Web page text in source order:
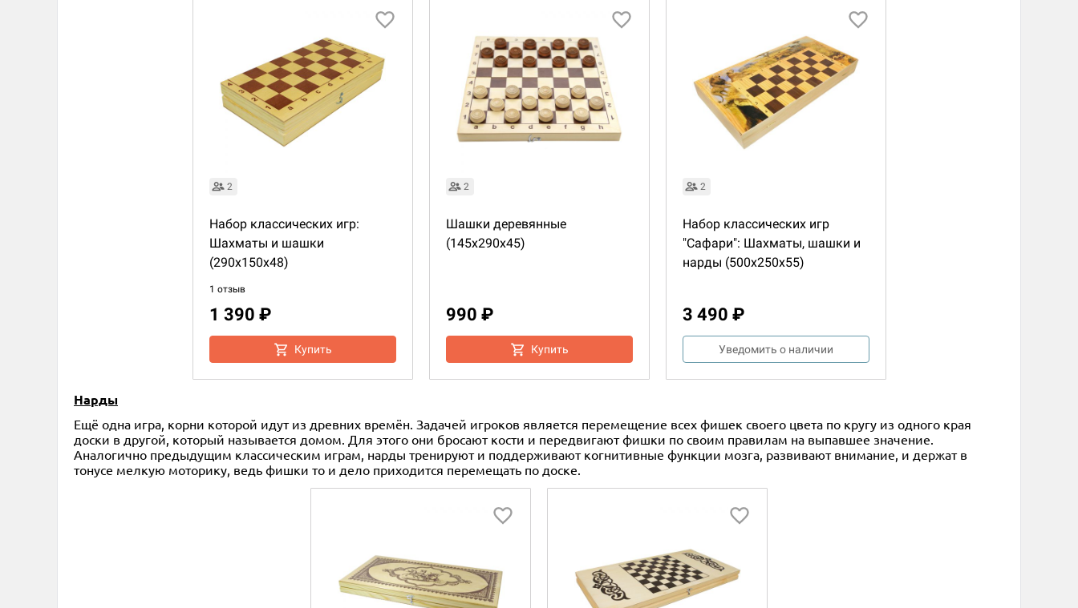
2
Набор классических игр:
Шахматы и шашки
(290x150x48)
1 отзыв
1 390 ₽
Купить
2
Шашки деревянные
(145x290x45)
990 ₽
Купить
2
Набор классических игр
"Сафари": Шахматы, шашки и
нарды (500x250x55)
3 490 ₽
Уведомить о наличии
Нарды
Ещё одна игра, корни которой идут из древних времён. Задачей игроков является перемещение всех фишек своего цвета по кругу из одного края
доски в другой, который называется домом. Для этого они бросают кости и передвигают фишки по своим правилам на выпавшее значение.
Аналогично предыдущим классическим играм, нарды тренируют и поддерживают когнитивные функции мозга, развивают внимание, и держат в
тонусе мелкую моторику, ведь фишки то и дело приходится перемещать по доске.